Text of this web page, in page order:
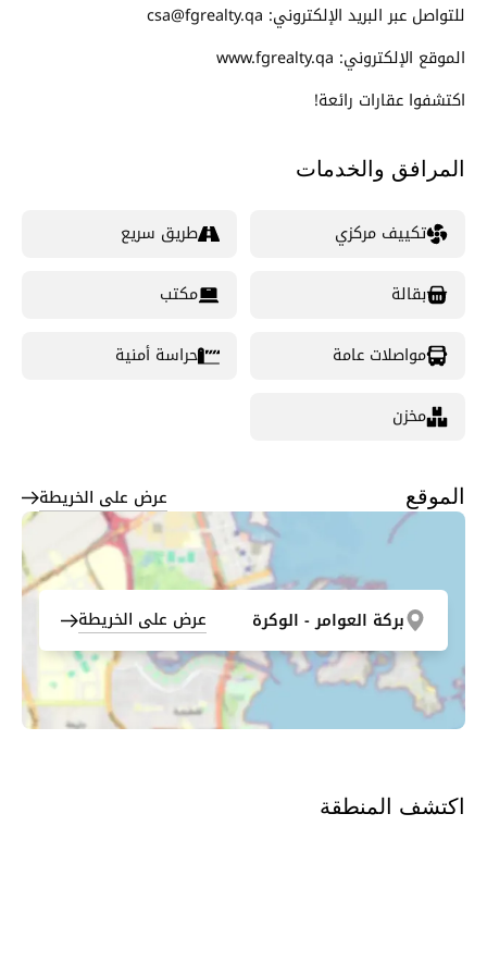
للتواصل عبر البريد الإلكتروني: csa@fgrealty.qa
الموقع الإلكتروني: www.fgrealty.qa
اكتشفوا عقارات رائعة!
المرافق والخدمات
تكييف مركزي طريق سريع
بقالة مكتب
مواصلات عامة حراسة أمنية
مخزن
الموقع عرض على الخريطة
بركة العوامر - الوكرة عرض على الخريطة
اكتشف المنطقة